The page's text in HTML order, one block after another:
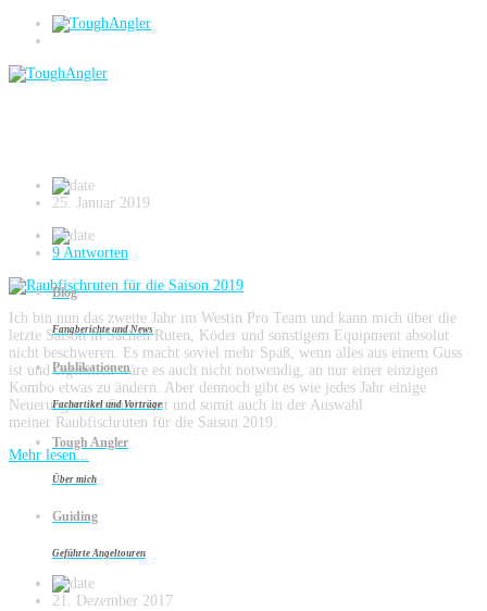
Blog
Fangberichte und News
Publikationen
Fachartikel und Vorträge
Tough Angler
Über mich
Guiding
Geführte Angeltouren
Spinnruten
25. Januar 2019
9 Antworten
Ich bin nun das zweite Jahr im Westin Pro Team und kann mich über die
letzte Saison in Sachen Ruten, Köder und sonstigem Equipment absolut
nicht beschweren. Es macht soviel mehr Spaß, wenn alles aus einem Guss
ist und eigentlich wäre es auch nicht notwendig, an nur einer einzigen
Kombo etwas zu ändern. Aber dennoch gibt es wie jedes Jahr einige
Neuerungen im Sortiment und somit auch in der Auswahl
meiner Raubfischruten für die Saison 2019.
Mehr lesen...
Alles neu – meine Raubfischruten für die
21. Dezember 2017